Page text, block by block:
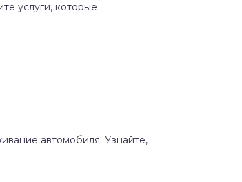
услуги, которые
автомобиля. Узнайте,